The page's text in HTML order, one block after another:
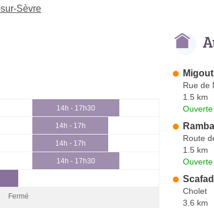
Sèvre
14h - 17h30
14h - 17h
14h - 17h
14h - 17h30
Fermé
Migout
Rue de
1.5 km
Route
1.5 km
Scafad
Cholet
3.6 km